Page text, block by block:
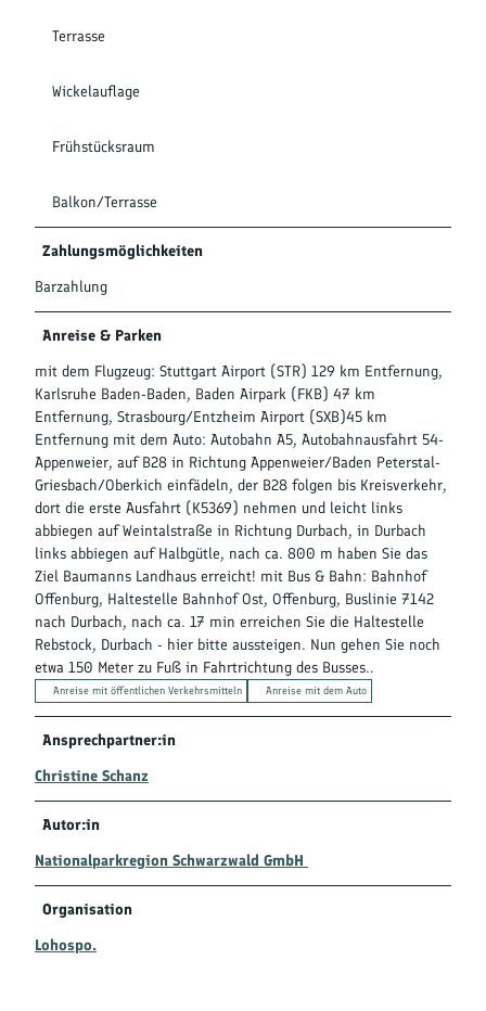
Terrasse
Wickelauflage
Frühstücksraum
Balkon/Terrasse
Zahlungsmöglichkeiten
Barzahlung
Anreise & Parken
mit dem Flugzeug: Stuttgart Airport (STR) 129 km Entfernung,
Karlsruhe Baden-Baden, Baden Airpark (FKB) 47 km
Entfernung, Strasbourg/Entzheim Airport (SXB)45 km
Entfernung mit dem Auto: Autobahn A5, Autobahnausfahrt 54-
Appenweier, auf B28 in Richtung Appenweier/Baden Peterstal-
Griesbach/Oberkich einfädeln, der B28 folgen bis Kreisverkehr,
dort die erste Ausfahrt (K5369) nehmen und leicht links
abbiegen auf Weintalstraße in Richtung Durbach, in Durbach
links abbiegen auf Halbgütle, nach ca. 800 m haben Sie das
Ziel Baumanns Landhaus erreicht! mit Bus & Bahn: Bahnhof
Offenburg, Haltestelle Bahnhof Ost, Offenburg, Buslinie 7142
nach Durbach, nach ca. 17 min erreichen Sie die Haltestelle
Rebstock, Durbach - hier bitte aussteigen. Nun gehen Sie noch
etwa 150 Meter zu Fuß in Fahrtrichtung des Busses..
Anreise mit öffentlichen Verkehrsmitteln Anreise mit dem Auto
Ansprechpartner:in
Christine Schanz
Autor:in
Nationalparkregion Schwarzwald GmbH
Organisation
Lohospo.